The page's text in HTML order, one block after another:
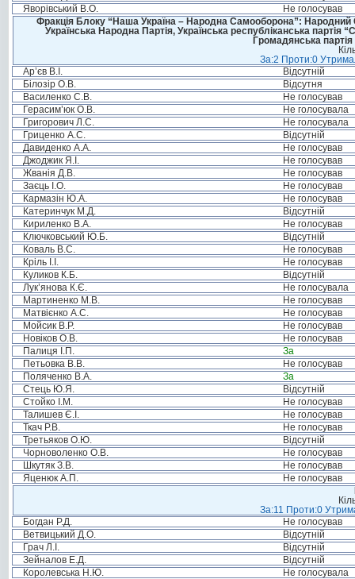
Яворівський В.О.
Не голосував
Фракція Блоку “Наша Україна – Народна Самооборона”: Народний
Українська Народна Партія, Українська республіканська
Громадянська
За:2 Проти:0
Ар’єв В.І.
Відсутній
Білозір О.В.
Відсутня
Василенко С.В.
Не голосував
Герасим’юк О.В.
Не голосувала
Григорович Л.С.
Не голосувала
Гриценко А.С.
Відсутній
Давиденко А.А.
Не голосував
Джоджик Я.І.
Не голосував
Жванія Д.В.
Не голосував
Заєць І.О.
Не голосував
Кармазін Ю.А.
Не голосував
Катеринчук М.Д.
Відсутній
Кириленко В.А.
Не голосував
Ключковський Ю.Б.
Відсутній
Коваль В.С.
Не голосував
Кріль І.І.
Не голосував
Куликов К.Б.
Відсутній
Лук’янова К.Є.
Не голосувала
Мартиненко М.В.
Не голосував
Матвієнко А.С.
Не голосував
Мойсик В.Р.
Не голосував
Новіков О.В.
Не голосував
Палиця І.П.
За
Петьовка В.В.
Не голосував
Поляченко В.А.
За
Стець Ю.Я.
Відсутній
Стойко І.М.
Не голосував
Талишев Є.І.
Не голосував
Ткач Р.В.
Не голосував
Третьяков О.Ю.
Відсутній
Чорноволенко О.В.
Не голосував
Шкутяк З.В.
Не голосував
Яценюк А.П.
Не голосував
За:11 Проти:0
Богдан Р.Д.
Не голосував
Ветвицький Д.О.
Відсутній
Грач Л.І.
Відсутній
Зейналов Е.Д.
Відсутній
Королевська Н.Ю.
Не голосувала